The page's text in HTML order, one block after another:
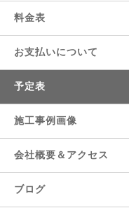
料金表
お支払いについて
予定表
施工事例画像
会社概要＆アクセス
ブログ